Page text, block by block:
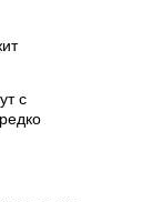
с